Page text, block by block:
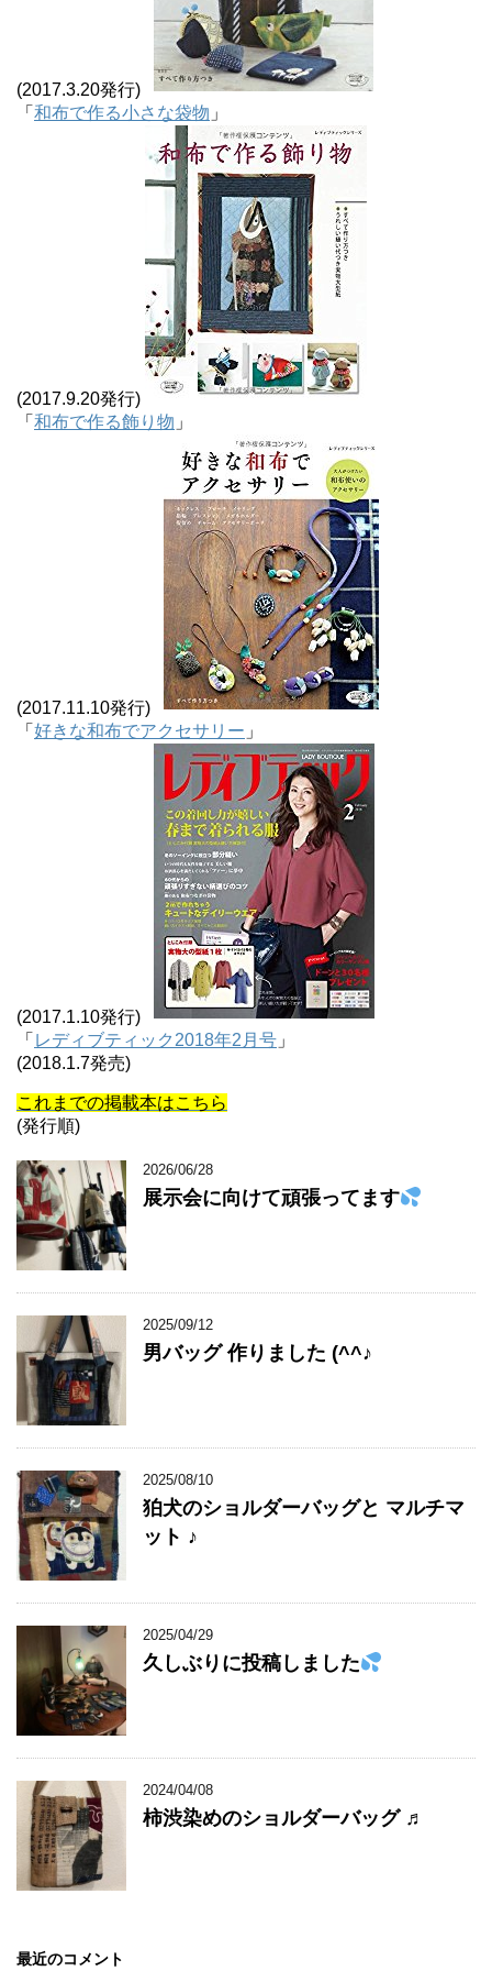
(2017.3.20発行)
「 和布で作る小さな袋物 」
(2017.9.20発行)
「 和布で作る飾り物 」
(2017.11.10発行)
「 好きな和布でアクセサリー 」
(2017.1.10発行)
「 レディブティック2018年2月号 」
(2018.1.7発売)
これまでの掲載本はこちら
(発行順)
2026/06/28
展示会に向けて頑張ってます
2025/09/12
男バッグ 作りました (^^♪
2025/08/10
狛犬のショルダーバッグと マルチマ
ット ♪
2025/04/29
久しぶりに投稿しました
2024/04/08
柿渋染めのショルダーバッグ ♬
最近のコメント